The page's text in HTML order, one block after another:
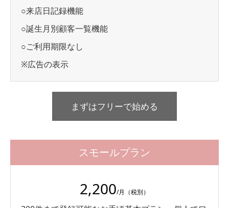
○来店日記録機能
○誕生月別顧客一覧機能
○ご利用期限なし
※広告の表示
まずはフリーで始める
スモールプラン
2,200/月（税別）